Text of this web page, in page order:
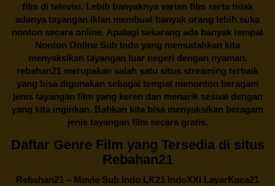
film di televisi. Lebih banyaknya varian film serta tidak
adanya tayangan iklan membuat banyak orang lebih suka
nonton secara online. Apalagi sekarang ada banyak tempat
Nonton Online Sub Indo yang memudahkan kita
menyaksikan tayangan luar negeri dengan nyaman.
rebahan21 merupakan salah satu situs streaming terbaik
yang bisa digunakan sebagai tempat menonton beragam
jenis tayangan film yang keren dan menarik sesuai dengan
yang kita inginkan. Bahkan kita bisa menyaksikan beragam
jenis tayangan film secara gratis.
Daftar Genre Film yang Tersedia di situs
Rebahan21
Rebahan21 – Movie Sub Indo LK21 IndoXXI LayarKaca21